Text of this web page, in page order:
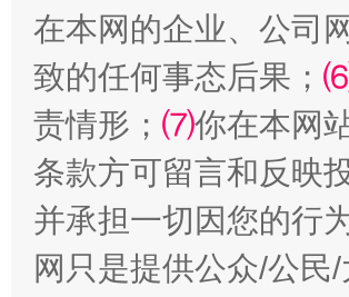
阿坝州三大球赛在茂县开幕
在本网的企业、公司
致的任何事态后果；
责情形； ⑺你在本网
条款方可留言和反映
并承担一切因您的行
网只是提供公众/公民